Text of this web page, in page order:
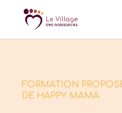
FORMATION
DE HAPPY MAMA